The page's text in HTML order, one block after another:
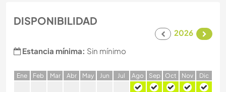
DISPONIBILIDAD
2026
Estancia mínima: Sin mínimo
Ene Feb Mar Abr May Jun Jul Ago Sep Oct Nov Dic